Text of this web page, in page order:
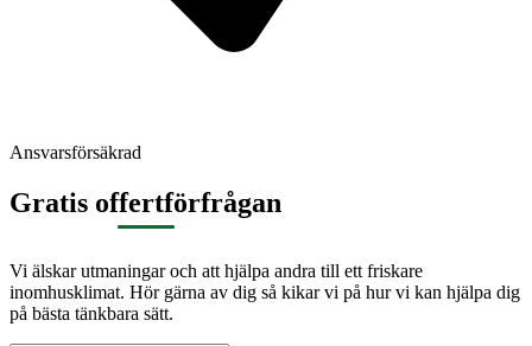
Ansvarsförsäkrad
Gratis offertförfrågan
Vi älskar utmaningar och att hjälpa andra till ett friskare
inomhusklimat. Hör gärna av dig så kikar vi på hur vi kan hjälpa dig
på bästa tänkbara sätt.